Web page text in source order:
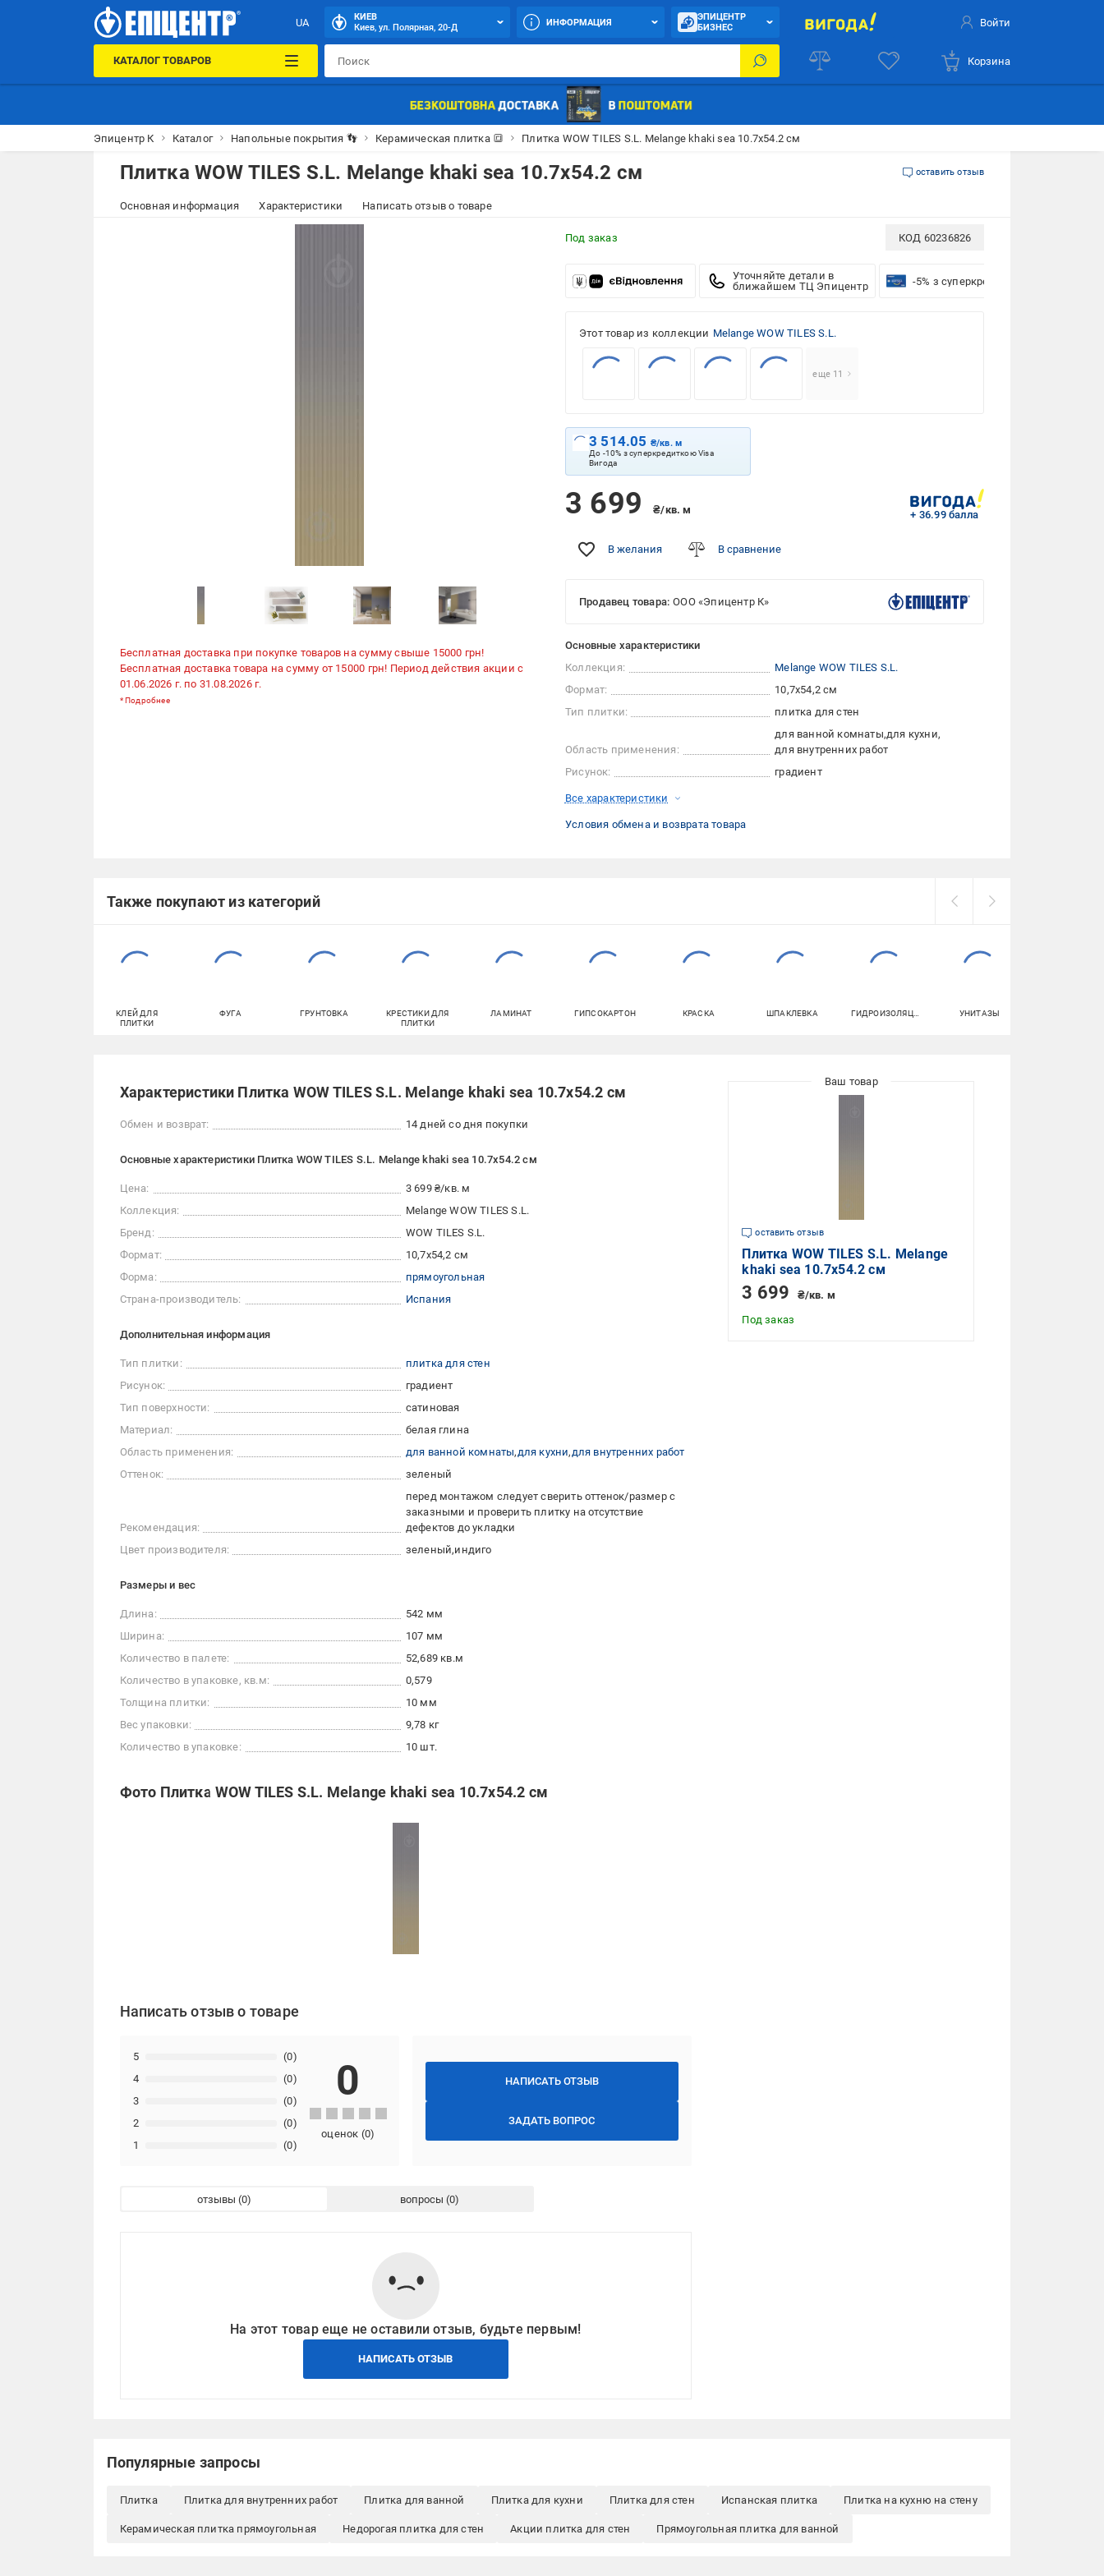
UA
КИЕВ
Киев, ул. Полярная, 20-Д
ИНФОРМАЦИЯ
ЭПИЦЕНТР
БИЗНЕС
Войти
КАТАЛОГ ТОВАРОВ Корзина
Эпицентр К Каталог Напольные покрытия 👣 Керамическая плитка 🔳 Плитка WOW TILES S.L. Melange khaki sea 10.7x54.2 см
Плитка WOW TILES S.L. Melange khaki sea 10.7x54.2 см оставить отзыв
Основная информация Характеристики Написать отзыв о товаре
Бесплатная доставка при покупке товаров на сумму свыше 15000 грн!
Бесплатная доставка товара на сумму от 15000 грн! Период действия акции с
01.06.2026 г. по 31.08.2026 г.
*Подробнее
Под заказ КОД 60236826
Уточняйте детали в
ближайшем ТЦ Эпицентр
-5% з суперкредиткою VISA Вигода
Этот товар из коллекции Melange WOW TILES S.L.
еще 11
3 514.05 ₴/кв. м
До -10% з суперкредиткою Visa
Вигода
3 699 ₴/кв. м + 36.99 балла
В желания В сравнение
Продавец товара: ООО «Эпицентр К»
Основные характеристики
Коллекция:
Melange WOW TILES S.L.
Формат:
10,7x54,2 см
Тип плитки:
плитка для стен
Область применения:
для ванной комнаты для кухни
для внутренних работ
Рисунок:
градиент
Все характеристики
Условия обмена и возврата товара
Также покупают из категорий
КЛЕЙ ДЛЯ
ПЛИТКИ
ФУГА ГРУНТОВКА
КРЕСТИКИ ДЛЯ
ПЛИТКИ
ЛАМИНАТ ГИПСОКАРТОН КРАСКА ШПАКЛЕВКА ГИДРОИЗОЛЯЦИЯ УНИТАЗЫ
Характеристики Плитка WOW TILES S.L. Melange khaki sea 10.7x54.2 см
Обмен и возврат: 14 дней со дня покупки
Основные характеристики Плитка WOW TILES S.L. Melange khaki sea 10.7x54.2 см
Цена:
3 699 ₴/кв. м
Коллекция:
Melange WOW TILES S.L.
Бренд:
WOW TILES S.L.
Формат:
10,7x54,2 см
Форма:
прямоугольная
Страна-производитель:
Испания
Дополнительная информация
Тип плитки:
плитка для стен
Рисунок:
градиент
Тип поверхности:
сатиновая
Материал:
белая глина
Область применения:
для ванной комнаты для кухни для внутренних работ
Оттенок:
зеленый
Рекомендация:
перед монтажом следует сверить оттенок/размер с
заказными и проверить плитку на отсутствие
дефектов до укладки
Цвет производителя:
зеленый индиго
Размеры и вес
Длина:
542 мм
Ширина:
107 мм
Количество в палете:
52,689 кв.м
Количество в упаковке, кв.м:
0,579
Толщина плитки:
10 мм
Вес упаковки:
9,78 кг
Количество в упаковке:
10 шт.
Фото Плитка WOW TILES S.L. Melange khaki sea 10.7x54.2 см
Написать отзыв о товаре
НАПИСАТЬ ОТЗЫВ
ЗАДАТЬ ВОПРОС
1 (0)
2 (0)
3 (0)
4 (0)
5 (0)
0
оценок (0)
отзывы вопросы
На этот товар еще не оставили отзыв, будьте первым!
НАПИСАТЬ ОТЗЫВ
оставить отзыв
Плитка WOW TILES S.L. Melange
khaki sea 10.7x54.2 см
3 699
₴/кв. м
Под заказ
Популярные запросы
Плитка Плитка для внутренних работ Плитка для ванной Плитка для кухни Плитка для стен Испанская плитка Плитка на кухню на стену
Керамическая плитка прямоугольная Недорогая плитка для стен Акции плитка для стен Прямоугольная плитка для ванной